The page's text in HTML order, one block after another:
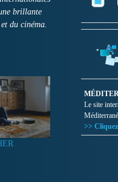
brillante
du cinéma.
Le site
>>